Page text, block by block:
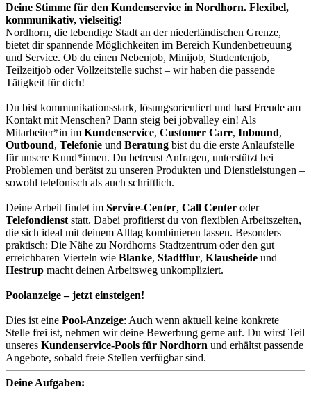
Deine Stimme für den Kundenservice in Nordhorn. Flexibel,
kommunikativ, vielseitig!
Nordhorn, die lebendige Stadt an der niederländischen Grenze,
bietet dir spannende Möglichkeiten im Bereich Kundenbetreuung
und Service. Ob du einen Nebenjob, Minijob, Studentenjob,
Teilzeitjob oder Vollzeitstelle suchst – wir haben die passende
Tätigkeit für dich!
Du bist kommunikationsstark, lösungsorientiert und hast Freude am
Kontakt mit Menschen? Dann steig bei jobvalley ein! Als
Mitarbeiter*in im Kundenservice, Customer Care, Inbound,
Outbound, Telefonie und Beratung bist du die erste Anlaufstelle
für unsere Kund*innen. Du betreust Anfragen, unterstützt bei
Problemen und berätst zu unseren Produkten und Dienstleistungen –
sowohl telefonisch als auch schriftlich.
Deine Arbeit findet im Service-Center, Call Center oder
Telefondienst statt. Dabei profitierst du von flexiblen Arbeitszeiten,
die sich ideal mit deinem Alltag kombinieren lassen. Besonders
praktisch: Die Nähe zu Nordhorns Stadtzentrum oder den gut
erreichbaren Vierteln wie Blanke, Stadtflur, Klausheide und
Hestrup macht deinen Arbeitsweg unkompliziert.
Poolanzeige – jetzt einsteigen!
Dies ist eine Pool-Anzeige: Auch wenn aktuell keine konkrete
Stelle frei ist, nehmen wir deine Bewerbung gerne auf. Du wirst Teil
unseres Kundenservice-Pools für Nordhorn und erhältst passende
Angebote, sobald freie Stellen verfügbar sind.
Deine Aufgaben: